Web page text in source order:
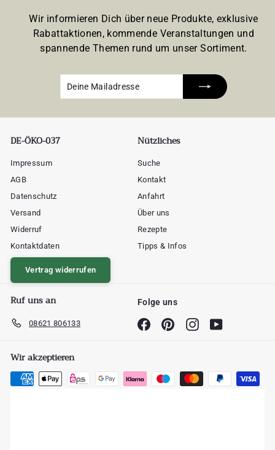
Wir informieren Dich über neue Produkte, exklusive
Rabattaktionen, kommende Veranstaltungen und
spannende Themen rund um unser Sortiment.
DE-ÖKO-037
Impressum
AGB
Datenschutz
Versand
Widerruf
Kontaktdaten
Vertrag widerrufen
Nützliches
Suche
Kontakt
Anfahrt
Über uns
Rezepte
Tipps & Infos
Ruf uns an
08621 806133
Folge uns
FacebookPinterestInstagram
Wir akzeptieren